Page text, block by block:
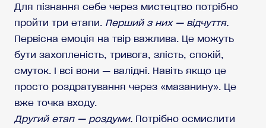
Для пізнання себе через мистецтво потрібно
пройти три етапи. Перший з них — відчуття.
Первісна емоція на твір важлива. Це можуть
бути захопленість, тривога, злість, спокій,
смуток. І всі вони — валідні. Навіть якщо це
просто роздратування через «мазанину». Це
вже точка входу.
Другий етап — роздуми. Потрібно осмислити